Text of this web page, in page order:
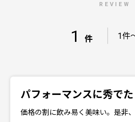
REVIEW
1 件 1件
パフォーマンスに秀で
価格の割に飲み易く美味い。是非